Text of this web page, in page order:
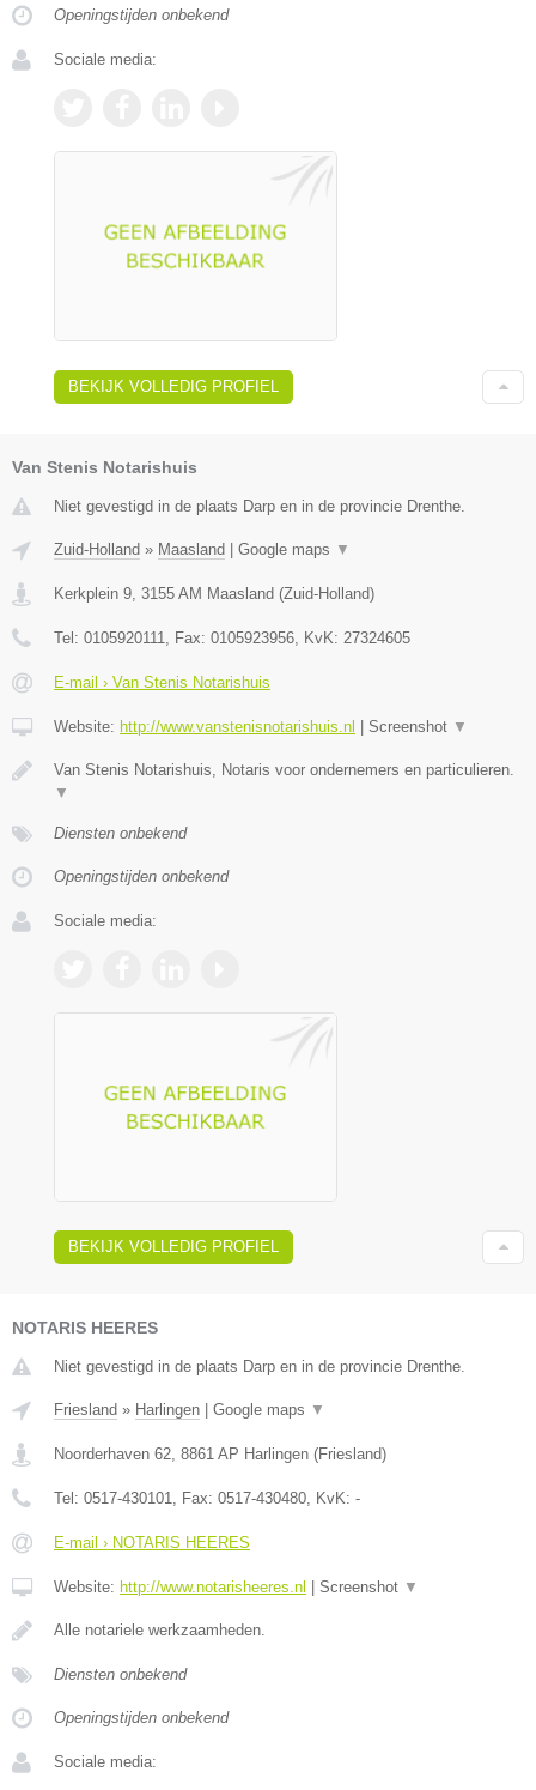
Openingstijden onbekend
Sociale media:
BEKIJK VOLLEDIG PROFIEL
Van Stenis Notarishuis
Niet gevestigd in de plaats Darp en in de provincie Drenthe.
Zuid-Holland » Maasland | Google maps ▼
Kerkplein 9 3155 AM Maasland (Zuid-Holland)
Tel: 0105920111 , Fax: 0105923956 , KvK: 27324605
E-mail › Van Stenis Notarishuis
Website: http://www.vanstenisnotarishuis.nl | Screenshot ▼
Van Stenis Notarishuis, Notaris voor ondernemers en particulieren.
▼
Diensten onbekend
Openingstijden onbekend
Sociale media:
BEKIJK VOLLEDIG PROFIEL
NOTARIS HEERES
Niet gevestigd in de plaats Darp en in de provincie Drenthe.
Friesland » Harlingen Google maps ▼
Noorderhaven 62, 8861 AP Harlingen (Friesland)
Tel: 0517-430101, Fax: 0517-430480, KvK: -
E-mail › NOTARIS HEERES
Website: http://www.notarisheeres.nl Screenshot ▼
Alle notariele werkzaamheden.
Diensten onbekend
Openingstijden onbekend
Sociale media: